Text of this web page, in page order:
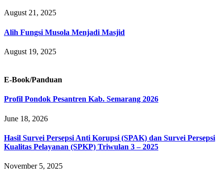
August 21, 2025
Alih Fungsi Musola Menjadi Masjid
August 19, 2025
E-Book/Panduan
Profil Pondok Pesantren Kab. Semarang 2026
June 18, 2026
Hasil Survei Persepsi Anti Korupsi (SPAK) dan Survei Persepsi
Kualitas Pelayanan (SPKP) Triwulan 3 – 2025
November 5, 2025